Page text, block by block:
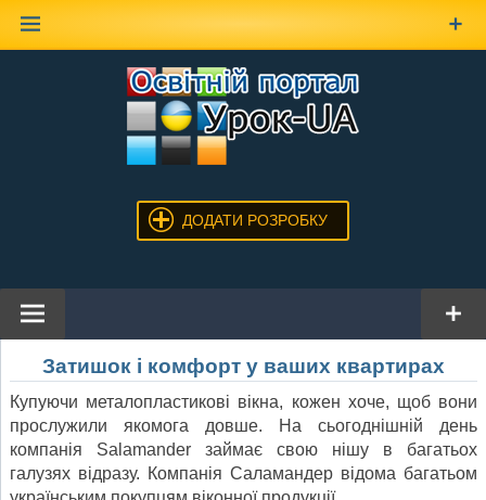
ДОДАТИ РОЗРОБКУ
Затишок і комфорт у ваших квартирах
Купуючи металопластикові вікна, кожен хоче, щоб вони
прослужили якомога довше. На сьогоднішній день
компанія Salamander займає свою нішу в багатьох
галузях відразу. Компанія Саламандер відома багатьом